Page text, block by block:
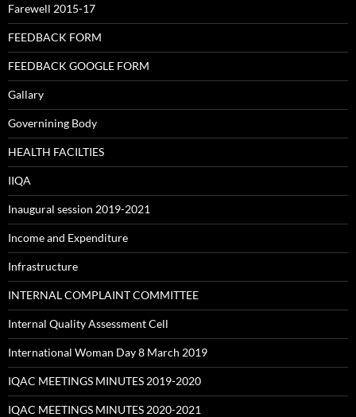
Farewell 2015-17
FEEDBACK FORM
FEEDBACK GOOGLE FORM
Gallary
Governining Body
HEALTH FACILTIES
IIQA
Inaugural session 2019-2021
Income and Expenditure
Infrastructure
INTERNAL COMPLAINT COMMITTEE
Internal Quality Assessment Cell
International Woman Day 8 March 2019
IQAC MEETINGS MINUTES 2019-2020
IQAC MEETINGS MINUTES 2020-2021